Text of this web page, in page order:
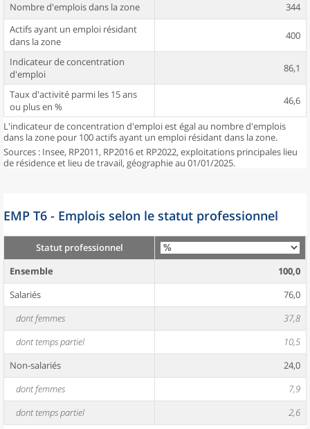
Nombre d'emplois dans la zone
344
Actifs ayant un emploi résidant
dans la zone
400
Indicateur de concentration
d'emploi
86,1
Taux d'activité parmi les 15 ans
ou plus en %
46,6
L'indicateur de concentration d'emploi est égal au nombre d'emplois
dans la zone pour 100 actifs ayant un emploi résidant dans la zone.
Sources : Insee, RP2011, RP2016 et RP2022, exploitations principales lieu
de résidence et lieu de travail, géographie au 01/01/2025.
EMP T6 - Emplois selon le statut professionnel
Statut professionnel
Ensemble
100,0
Salariés
76,0
dont femmes
37,8
dont temps partiel
10,5
Non-salariés
24,0
dont femmes
7,9
dont temps partiel
2,6